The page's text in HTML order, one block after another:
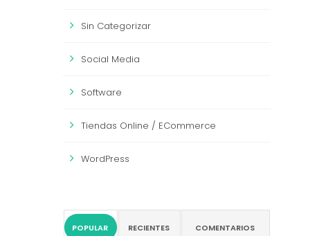
Sin Categorizar
Social Media
Software
Tiendas Online / ECommerce
WordPress
POPULAR RECIENTES COMENTARIOS